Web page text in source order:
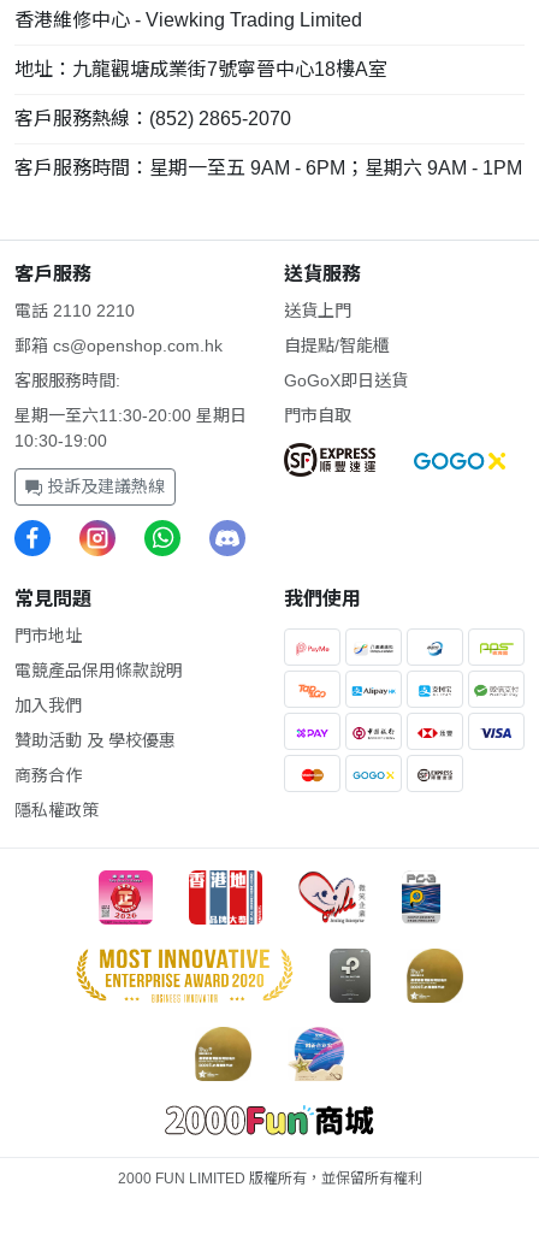
香港維修中心 - Viewking Trading Limited
地址：九龍觀塘成業街7號寧晉中心18樓A室
客戶服務熱線：(852) 2865-2070
客戶服務時間：星期一至五 9AM - 6PM；星期六 9AM - 1PM
客戶服務
電話 2110 2210
郵箱 cs@openshop.com.hk
客服服務時間:
星期一至六11:30-20:00 星期日
10:30-19:00
投訴及建議熱線
送貨服務
送貨上門
自提點/智能櫃
GoGoX即日送貨
門市自取
常見問題
門市地址
電競產品保用條款說明
加入我們
贊助活動 及 學校優惠
商務合作
隱私權政策
我們使用
2000 FUN LIMITED 版權所有，並保留所有權利